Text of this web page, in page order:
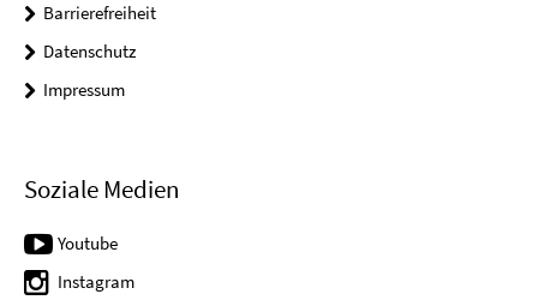
Barrierefreiheit
Datenschutz
Impressum
Soziale Medien
Youtube
Instagram